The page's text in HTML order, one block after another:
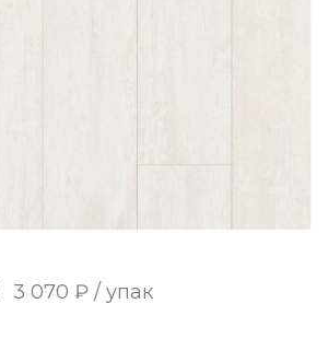
3 070 ₽ / упак